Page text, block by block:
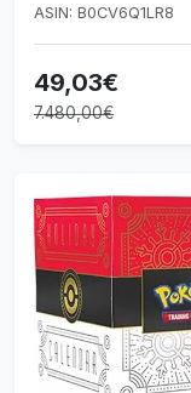
ASIN: B0CV6Q1LR8
49,03€
7.480,00€